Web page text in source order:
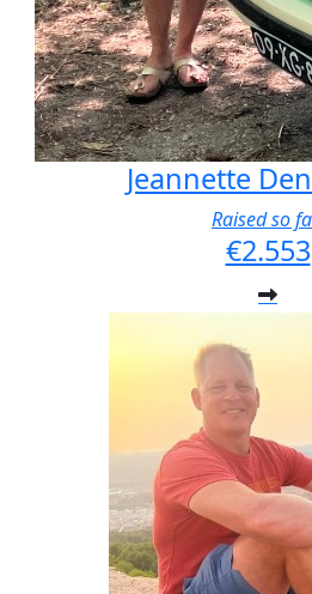
Jeannette
Raised so
€2.553